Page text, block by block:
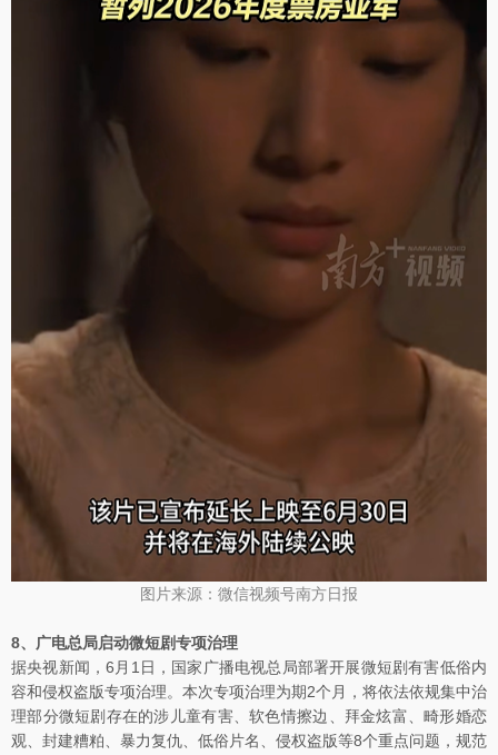
图片来源：微信视频号南方日报
8、广电总局启动微短剧专项治理
据央视新闻，6月1日，国家广播电视总局部署开展微短剧有害低俗内
容和侵权盗版专项治理。本次专项治理为期2个月，将依法依规集中治
理部分微短剧存在的涉儿童有害、软色情擦边、拜金炫富、畸形婚恋
观、封建糟粕、暴力复仇、低俗片名、侵权盗版等8个重点问题，规范